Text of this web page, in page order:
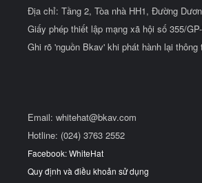
Địa chỉ: Tầng 2, Tòa nhà HH1, Đường
Giấy phép thiết lập mạng xã hội số 355/
Ghi rõ 'nguồn Bkav' khi phát hành lại
Email: whitehat@bkav.com
Hotline: (024) 3763 2552
Facebook: WhiteHat
Quy định và điều khoản sử dụng